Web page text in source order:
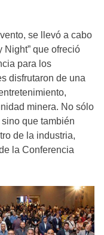
se llevó a cabo
Night” que ofreció
para los
disfrutaron de una
minera. No sólo
que también
de la industria,
la Conferencia